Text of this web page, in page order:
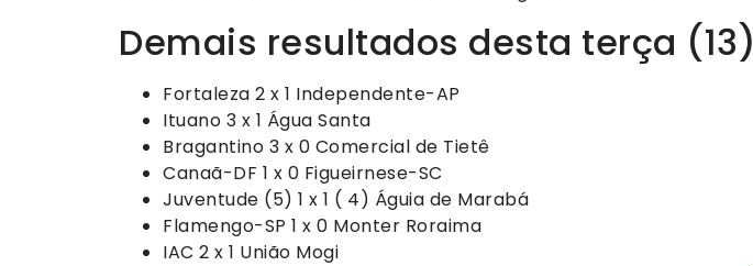
Demais resultados desta terça (13)
Fortaleza 2 x 1 Independente-AP
Ituano 3 x 1 Água Santa
Bragantino 3 x 0 Comercial de Tietê
Canaã-DF 1 x 0 Figueirnese-SC
Juventude (5) 1 x 1 ( 4) Águia de Marabá
Flamengo-SP 1 x 0 Monter Roraima
IAC 2 x 1 União Mogi